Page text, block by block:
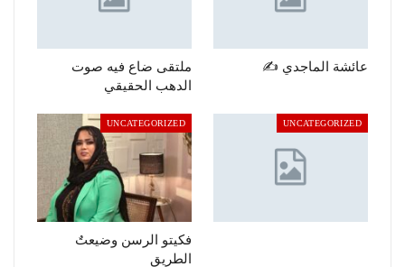
عائشة الماجدي ✍️
ملتقى ضاع فيه صوت
الدهب الحقيقي
UNCATEGORIZED
UNCATEGORIZED
فكيتو الرسن وضيعتٌ
الطريق